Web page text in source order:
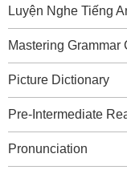
Luyện Nghe Tiếng
Mastering Grammar
Picture Dictionary
Pre-Intermediate
Pronunciation